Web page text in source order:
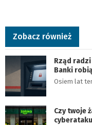
Zobacz również
Rząd
Banki
Osiem lat
Czy twoje